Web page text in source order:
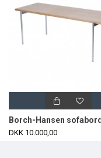
DKK 10.000,00